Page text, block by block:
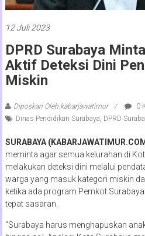
12 Juli 2023
DPRD Surabaya
Aktif Deteksi Dini
Miskin
Diposkan Oleh:kabarjawatimur
0
Dinas Pendidikan Surabaya, DPRD
SURABAYA
meminta agar semua kelurahan di
melakukan deteksi dini melalui
warga yang masuk kategori miskin
ketika ada program Pemkot
tepat sasaran.
“Surabaya harus menghapuskan